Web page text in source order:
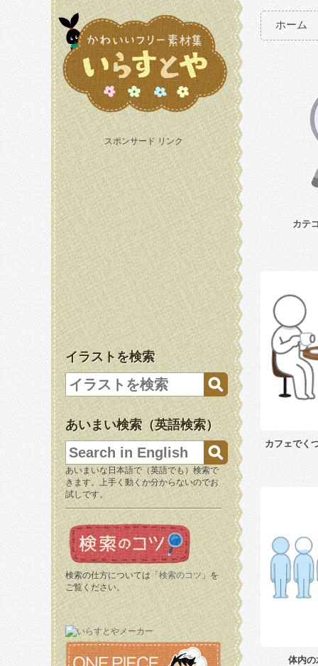
スポンサード リンク
イラストを検索
あいまい検索（英語検索）
あいまいな日本語で（英語でも）検索で
きます。上手く動くか分からないのでお
試しです。
検索の仕方については「 検索のコツ 」を
ご覧ください。
ホーム
カテ
カフェでく
体内の